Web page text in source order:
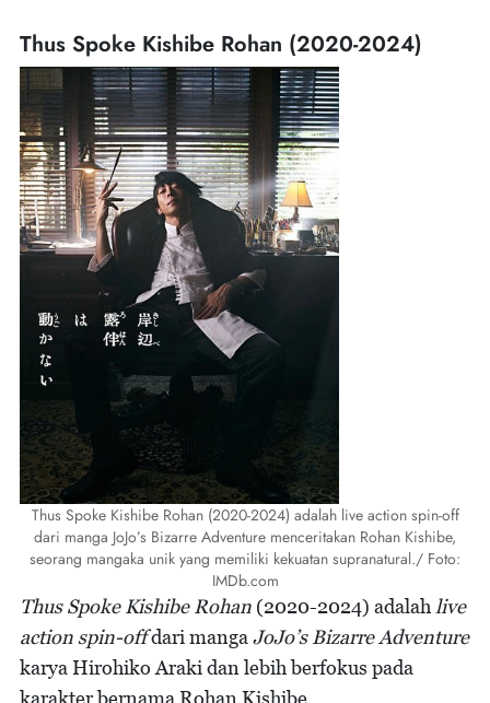
Thus Spoke Kishibe Rohan (2020-2024)
Thus Spoke Kishibe Rohan (2020-2024) adalah live action spin-off
dari manga JoJo’s Bizarre Adventure menceritakan Rohan Kishibe,
seorang mangaka unik yang memiliki kekuatan supranatural./ Foto:
IMDb.com
Thus Spoke Kishibe Rohan (2020-2024) adalah live
action spin-offdari manga JoJo’s Bizarre Adventure
karya Hirohiko Araki dan lebih berfokus pada
karakter bernama Rohan Kishibe.